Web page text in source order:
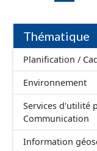
elle ne sera pas
Thématique
Planification /
Environnement
Services d'utilité
Communication
Information